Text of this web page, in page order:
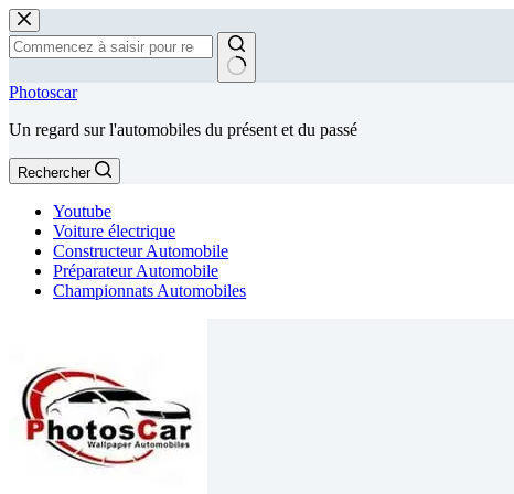
Passer
au
contenu
Aucun
Photoscar
Un regard sur l'automobiles du présent et du passé
Rechercher
Youtube
Voiture électrique
Constructeur Automobile
Préparateur Automobile
Championnats Automobiles